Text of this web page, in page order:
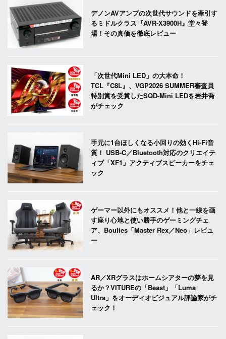
デノンAVアンプの次世代サウンドを牽引す
るミドルクラス『AVR-X3900H』堂々登
場！その真価を徹底レビュー
「次世代Mini LED」の大本命！
TCL『C8L』、VGP2026 SUMMER審査員
特別賞を受賞したSQD-Mini LEDを岩井喬
がチェック
手元に1台ほしくなる小回りの効くHi-Fi音
質！ USB-C／Bluetooth対応のクリエイテ
ィブ「XF1」アクティブスピーカーをチェ
ック
ゲーマー以外にもオススメ！他と一線を画
す座り心地と使い勝手のゲーミングチェ
ア、Boulies「Master Rex／Neo」レビュ
ー
AR／XRグラスはホームシアターの夢を見
るか？VITUREの「Beast」「Luma
Ultra」をオーディオビジュアル評論家がチ
ェック！